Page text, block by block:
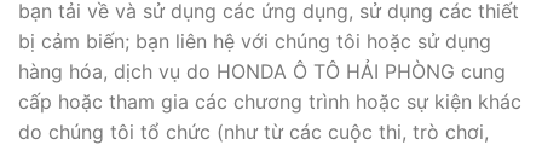
bạn tải về và sử dụng các ứng dụng, sử dụng các thiết
bị cảm biến; bạn liên hệ với chúng tôi hoặc sử dụng
hàng hóa, dịch vụ do HONDA Ô TÔ HẢI PHÒNG cung
cấp hoặc tham gia các chương trình hoặc sự kiện khác
do chúng tôi tổ chức (như từ các cuộc thi, trò chơi,